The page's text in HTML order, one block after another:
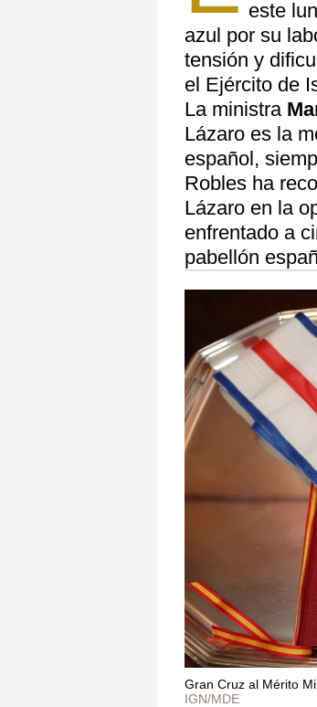
este
azul por su
tensión y
el Ejército de
La ministra
Lázaro es la
español,
Robles ha
Lázaro en la
enfrentado a
pabellón
Gran Cruz al Mérito
IGN/MDE